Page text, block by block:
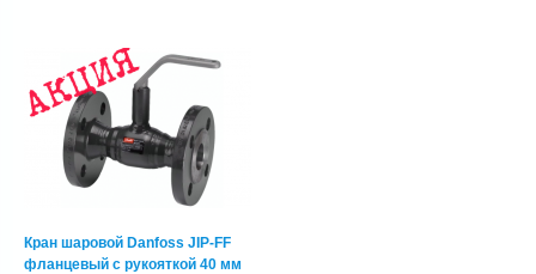
Кран шаровой Danfoss JIP-FF
фланцевый с рукояткой 40 мм